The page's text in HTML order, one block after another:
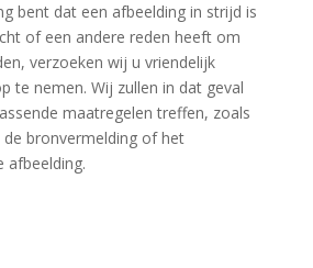
bent dat een afbeelding in strijd is
of een andere reden heeft om
verzoeken wij u vriendelijk
te nemen. Wij zullen in dat geval
maatregelen treffen, zoals
bronvermelding of het
afbeelding.